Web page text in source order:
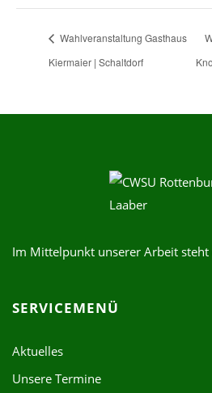
Wahlveranstaltung Gasthaus
Kiermaier | Schaltdorf
Im Mittelpunkt unserer Arbeit steht
SERVICEMENÜ
Aktuelles
Unsere Termine